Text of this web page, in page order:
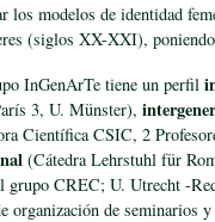
los modelos de identidad
(siglos XX-XXI),
InGenArTe tiene un perfil
3, U. Münster),
Científica CSIC, 2
(Cátedra Lehrstuhl für
grupo CREC; U. Utrecht -
organización de seminarios